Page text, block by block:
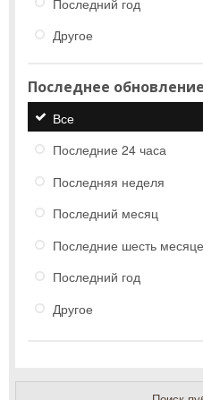
Другое
Последнее обновление
Все
Последние 24 часа
Последняя неделя
Последний месяц
Последние шесть
Последний год
Другое